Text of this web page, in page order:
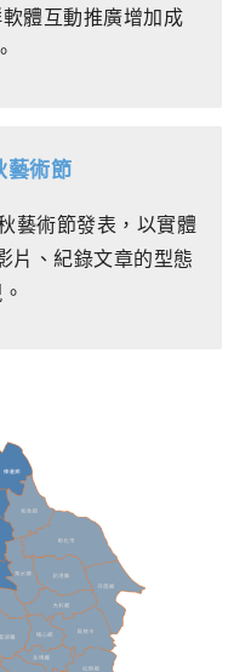
體互動推廣增加成
藝術節
藝術節發表，以實體
片、紀錄文章的型態